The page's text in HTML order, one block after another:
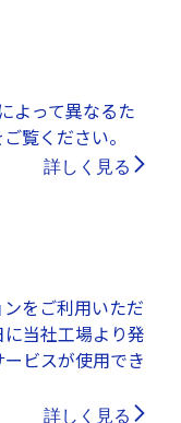
よって異なるた
覧ください。
詳しく見る
ンをご利用いただ
当社工場より発
ビスが使用でき
詳しく見る